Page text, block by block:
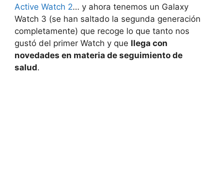
Active Watch 2… y ahora tenemos un Galaxy
Watch 3 (se han saltado la segunda generación
completamente) que recoge lo que tanto nos
gustó del primer Watch y que llega con
novedades en materia de seguimiento de
salud.